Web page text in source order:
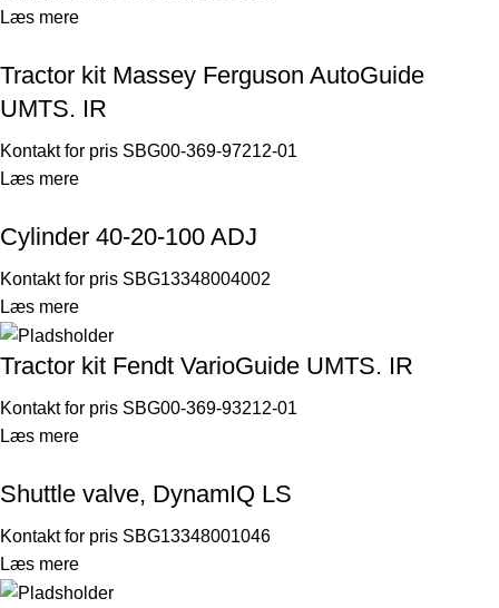
Læs mere
Tractor kit Massey Ferguson AutoGuide
UMTS. IR
Kontakt for pris SBG00-369-97212-01
Læs mere
Cylinder 40-20-100 ADJ
Kontakt for pris SBG13348004002
Læs mere
Tractor kit Fendt VarioGuide UMTS. IR
Kontakt for pris SBG00-369-93212-01
Læs mere
Shuttle valve, DynamIQ LS
Kontakt for pris SBG13348001046
Læs mere